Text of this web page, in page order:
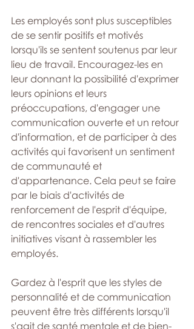
Les employés sont plus susceptibles
de se sentir positifs et motivés
lorsqu'ils se sentent soutenus par leur
lieu de travail. Encouragez-les en
leur donnant la possibilité d'exprimer
leurs opinions et leurs
préoccupations, d'engager une
communication ouverte et un retour
d'information, et de participer à des
activités qui favorisent un sentiment
de communauté et
d'appartenance. Cela peut se faire
par le biais d'activités de
renforcement de l'esprit d'équipe,
de rencontres sociales et d'autres
initiatives visant à rassembler les
employés.
Gardez à l'esprit que les styles de
personnalité et de communication
peuvent être très différents lorsqu'il
s'agit de santé mentale et de bien-